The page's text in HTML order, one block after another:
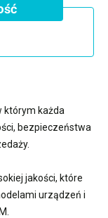
którym każda
bezpieczeństwa
jakości, które
urządzeń i